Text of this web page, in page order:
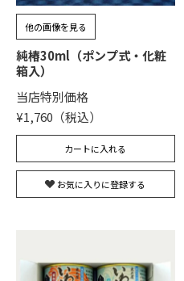
他の画像を見る
純椿30ml（ポンプ式・化粧
箱入）
当店特別価格
¥1,760
カートに入れる
お気に入りに登録する